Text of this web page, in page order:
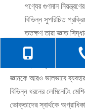
পণ্যের গুণমান
বিভিন্ন সুপরিচিত
ততক্ষণ তারা জ্ঞাত
জ্ঞানকে আরও ভালভাবে
বিভিন্ন ধরনের লেমিনেটিং
ভোক্তাদের স্বার্থকে
+86-138-
+86-139-